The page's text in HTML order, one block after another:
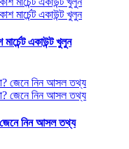
একাউন্ট খুলুন
জেনে নিন আসল তথ্য